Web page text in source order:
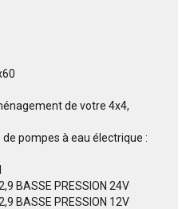
de votre 4x4,
pompes à eau électrique :
BASSE PRESSION 24V
BASSE PRESSION 12V